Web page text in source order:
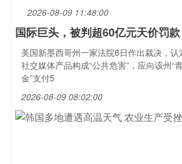
2026-08-09 11:48:00
国际巨头，被判超60亿元天价罚款
美国新墨西哥州一家法院6日作出裁决，认
社交媒体产品构成“公共危害”，应向该州“
金”支付5
2026-08-09 08:02:00